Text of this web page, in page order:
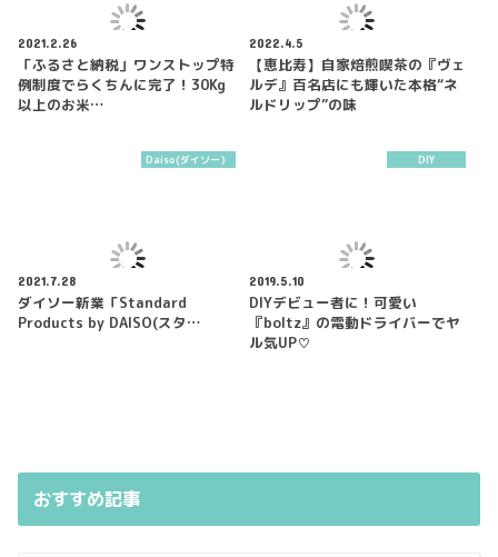
2021.2.26
「ふるさと納税」ワンストップ特
例制度でらくちんに完了！30Kg
以上のお米…
2022.4.5
【恵比寿】自家焙煎喫茶の『ヴェ
ルデ』百名店にも輝いた本格“ネ
ルドリップ”の味
Daiso(ダイソー）
2021.7.28
ダイソー新業「Standard
Products by DAISO(スタ…
DIY
2019.5.10
DIYデビュー者に！可愛い
『boltz』の電動ドライバーでヤ
ル気UP♡
おすすめ記事